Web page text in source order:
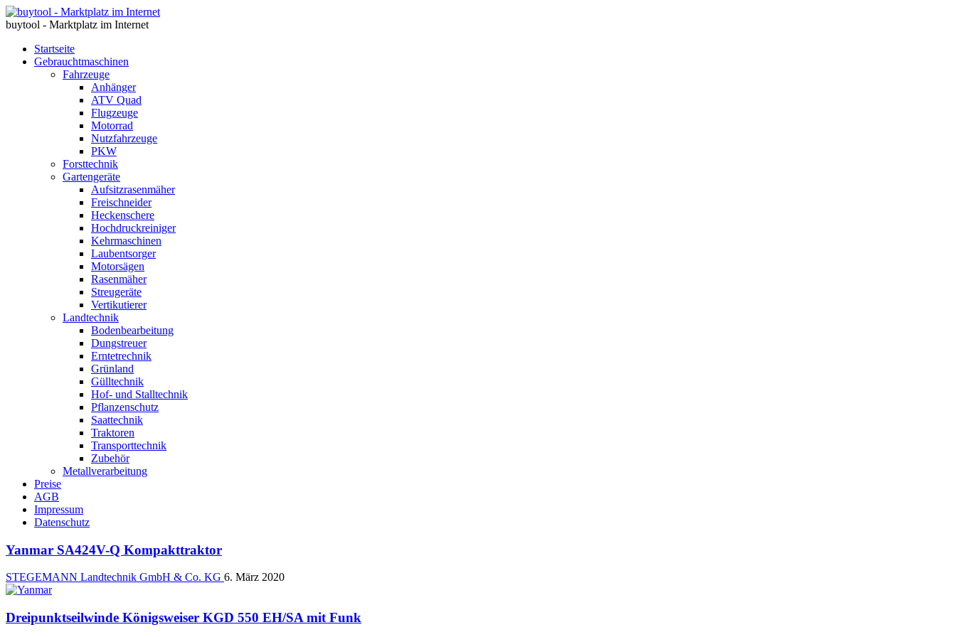
buytool - Marktplatz im Internet
Startseite
Gebrauchtmaschinen
Fahrzeuge
Anhänger
ATV Quad
Flugzeuge
Motorrad
Nutzfahrzeuge
PKW
Forsttechnik
Gartengeräte
Aufsitzrasenmäher
Freischneider
Heckenschere
Hochdruckreiniger
Kehrmaschinen
Laubentsorger
Motorsägen
Rasenmäher
Streugeräte
Vertikutierer
Landtechnik
Bodenbearbeitung
Dungstreuer
Erntetrechnik
Grünland
Gülltechnik
Hof- und Stalltechnik
Pflanzenschutz
Saattechnik
Traktoren
Transporttechnik
Zubehör
Metallverarbeitung
Preise
AGB
Impressum
Datenschutz
Yanmar SA424V-Q Kompakttraktor
STEGEMANN Landtechnik GmbH & Co. KG 6. März 2020
Dreipunktseilwinde Königsweiser KGD 550 EH/SA mit Funk